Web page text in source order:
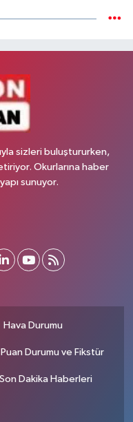
sizleri buluştururken,
Okurlarına haber
sunuyor.
Hava Durumu
Puan Durumu ve Fikstür
Son Dakika Haberleri